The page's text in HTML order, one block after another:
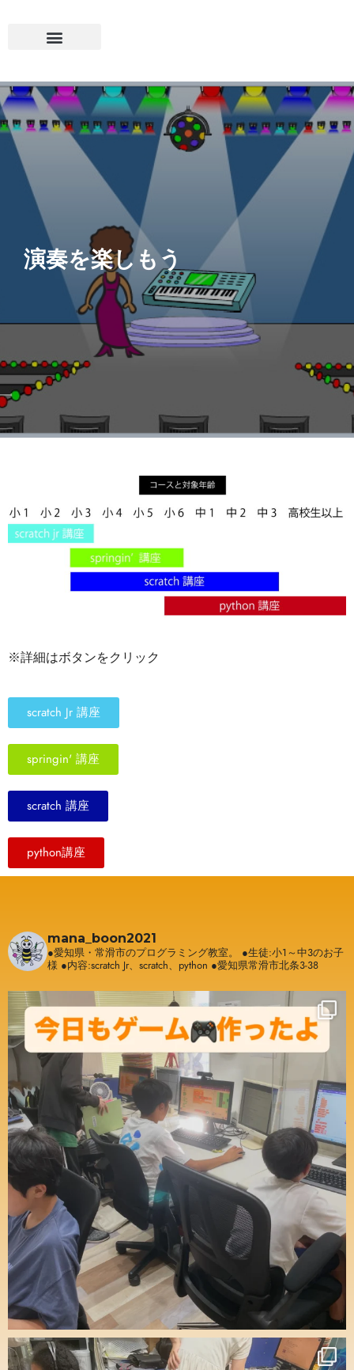
演奏を楽しもう
※詳細はボタンをクリック
scratch Jr 講座
springin' 講座
scratch 講座
python講座
mana_boon2021
●愛知県・常滑市のプログラミング教室。
●生徒:小1～中3のお子
様 ●内容:scratch Jr、scratch、python ●愛知県常滑市北条3-38